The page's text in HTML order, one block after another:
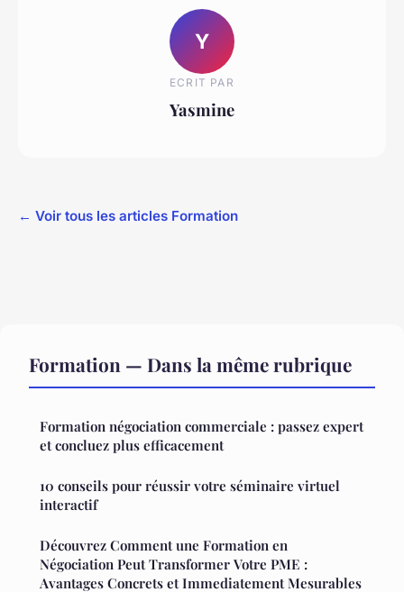
Y
ECRIT PAR
Yasmine
← Voir tous les articles Formation
Formation — Dans la même rubrique
Formation négociation commerciale : passez expert
et concluez plus efficacement
10 conseils pour réussir votre séminaire virtuel
interactif
Découvrez Comment une Formation en
Négociation Peut Transformer Votre PME :
Avantages Concrets et Immediatement Mesurables